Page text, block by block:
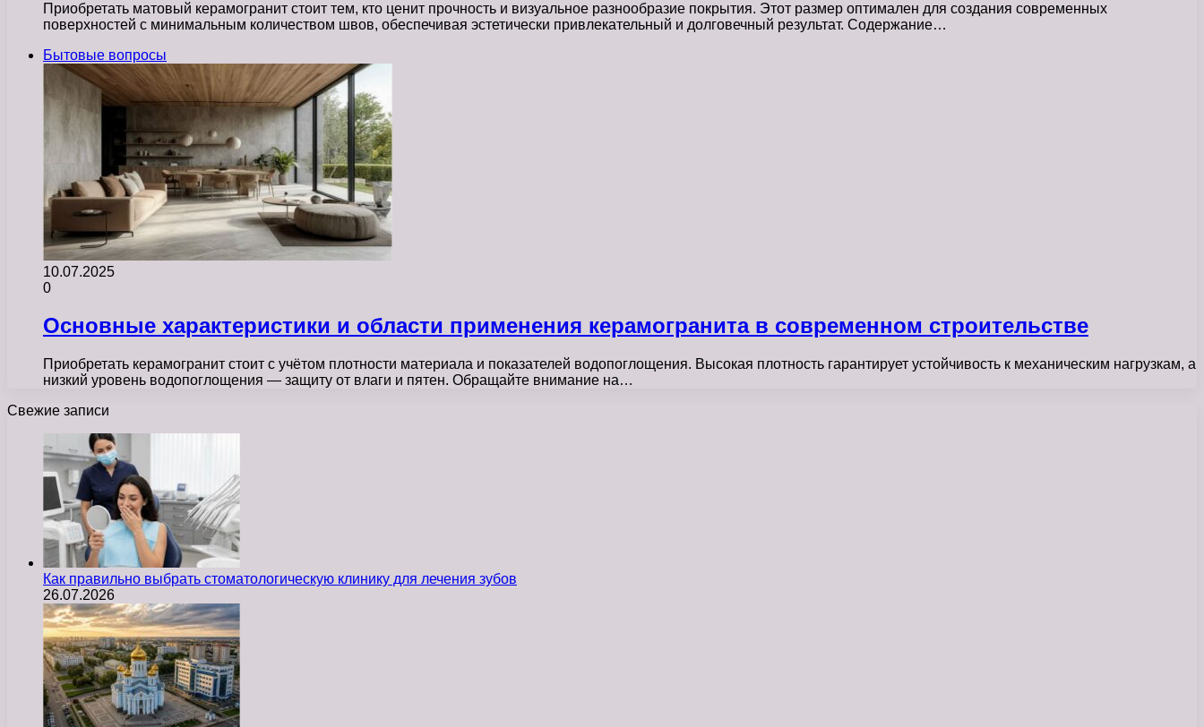
Приобретать матовый керамогранит стоит тем, кто ценит прочность и визуальное разнообразие покрытия. Этот размер оптимален для создания современных
поверхностей с минимальным количеством швов, обеспечивая эстетически привлекательный и долговечный результат. Содержание…
Бытовые вопросы
10.07.2025
0
Основные характеристики и области применения керамогранита в современном строительстве
Приобретать керамогранит стоит с учётом плотности материала и показателей водопоглощения. Высокая плотность гарантирует устойчивость к механическим нагрузкам, а
низкий уровень водопоглощения — защиту от влаги и пятен. Обращайте внимание на…
Свежие записи
Как правильно выбрать стоматологическую клинику для лечения зубов
26.07.2026